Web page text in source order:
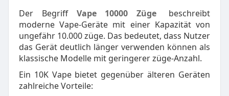
Der Begriff Vape 10000 Züge
beschreibt
moderne Vape-Geräte mit einer Kapazität von
ungefähr 10.000 züge. Das bedeutet, dass Nutzer
das Gerät deutlich länger verwenden können als
klassische Modelle mit geringerer züge-Anzahl.
Ein 10K Vape bietet gegenüber älteren Geräten
zahlreiche Vorteile: